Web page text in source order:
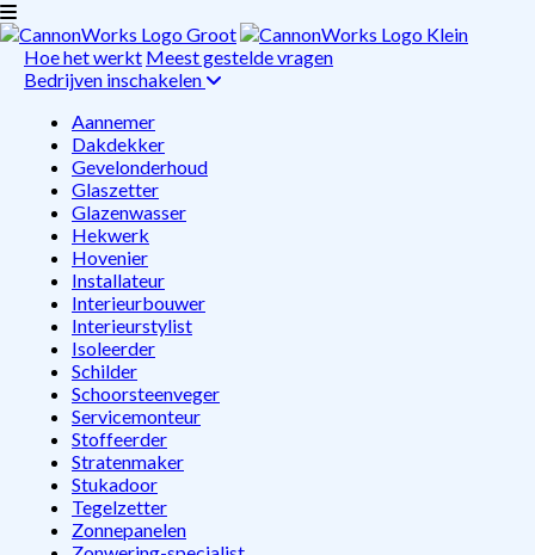
Hoe het werkt Meest gestelde vragen
Bedrijven inschakelen
Aannemer
Dakdekker
Gevelonderhoud
Glaszetter
Glazenwasser
Hekwerk
Hovenier
Installateur
Interieurbouwer
Interieurstylist
Isoleerder
Schilder
Schoorsteenveger
Servicemonteur
Stoffeerder
Stratenmaker
Stukadoor
Tegelzetter
Zonnepanelen